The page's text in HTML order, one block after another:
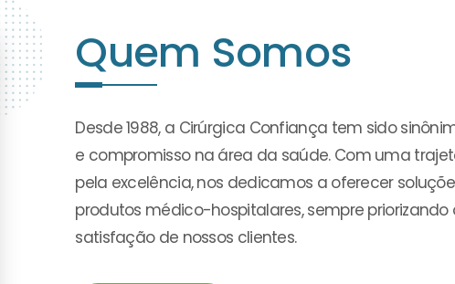
Quem Somos
Desde 1988, a Cirúrgica Confiança tem sido
e compromisso na área da saúde. Com uma
pela excelência, nos dedicamos a oferecer
produtos médico-hospitalares, sempre
satisfação de nossos clientes.